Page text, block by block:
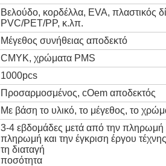
Βελούδο, κορδέλλα, EVA, πλαστικός
PVC/PET/PP, κ.λπ.
Μέγεθος συνήθειας αποδεκτό
CMYK, χρώματα PMS
1000pcs
Προσαρμοσμένος, cOem αποδεκτός
Με βάση το υλικό, το μέγεθος, το
3-4 εβδομάδες μετά από την
πληρωμή και την έγκριση έργου
τη διαταγή
ποσότητα